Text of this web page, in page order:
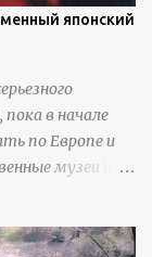
Зеркальные
света 15° и
снег
японский
в начале
по Европе и
музеи и
художника,